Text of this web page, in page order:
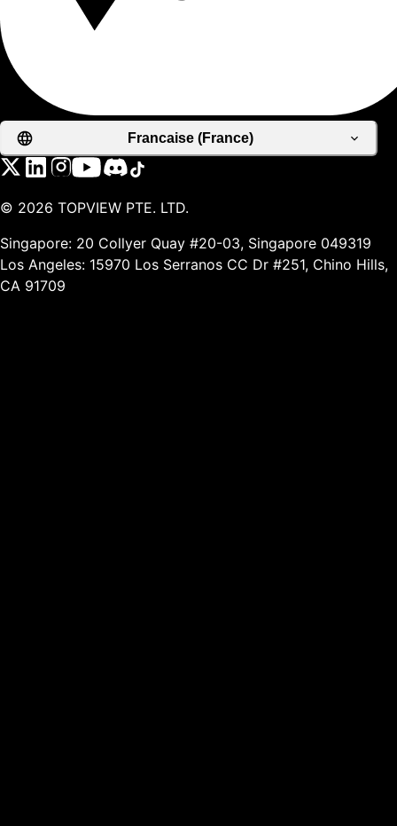
Francaise (France)
© 2026 TOPVIEW PTE. LTD.
Singapore: 20 Collyer Quay #20-03, Singapore 049319
Los Angeles: 15970 Los Serranos CC Dr #251, Chino Hills,
CA 91709